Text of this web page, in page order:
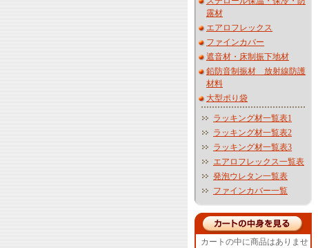
露材
エアロフレックス
ファインカバー
遮音材・床制振下地材
鉛防音制振材 放射線防護
材料
大型ポり袋
ラッキング材一覧表1
ラッキング材一覧表2
ラッキング材一覧表3
エアロフレックス一覧表
発泡ウレタン一覧表
ファインカバー一覧
カートの中に商品はありませ